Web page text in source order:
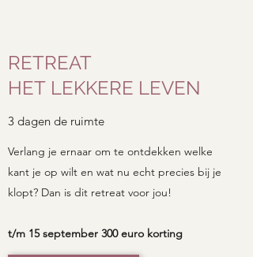
RETREAT
HET LEKKERE LEVEN
3 dagen de ruimte
Verlang je ernaar om te ontdekken welke
kant je op wilt en wat nu echt precies bij je
klopt? Dan is dit retreat voor jou!
t/m 15 september 300 euro korting